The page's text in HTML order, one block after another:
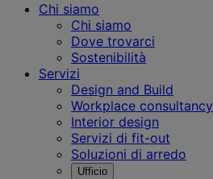
Chi siamo
Chi siamo
Dove trovarci
Sostenibilità
Servizi
Design and Build
Workplace consultancy
Interior design
Servizi di fit-out
Soluzioni di arredo
Ufficio